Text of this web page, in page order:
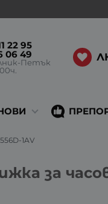
22 95
06 49
Петък
1AV
за